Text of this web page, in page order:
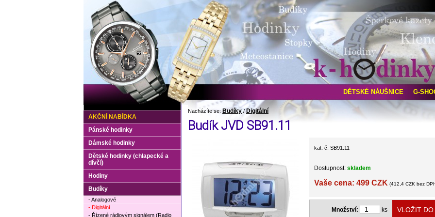
Nacházíte se: Budíky / Digitální
Budík JVD SB91.11
kat. č. SB91.11
Dostupnost: skladem
Vaše cena: 499 CZK (412,4 CZK bez
Množství: ks
AKČNÍ NABÍDKA
Pánské hodinky
Dámské hodinky
Dětské hodinky (chlapecké a
dívčí)
Hodiny
Budíky
- Analogové
- Digitální
- Řízené rádiovým signálem (Radio
DĚTSKÉ NÁUŠNICE G-